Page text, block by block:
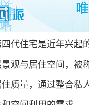
住宅是近年兴起的
观与居住空间，被
质量，通过整合私